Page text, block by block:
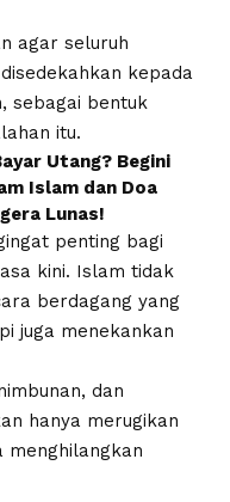
agar seluruh
kepada
sebagai bentuk
itu.
Utang? Begini
Islam dan Doa
Lunas!
penting bagi
kini. Islam tidak
berdagang yang
juga menekankan
dan
hanya merugikan
menghilangkan